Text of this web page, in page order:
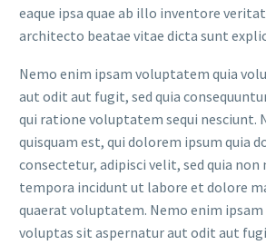
eaque ipsa quae ab illo inventore
architecto beatae vitae dicta sunt
Nemo enim ipsam voluptatem quia
aut odit aut fugit, sed quia
qui ratione voluptatem sequi nesciunt.
quisquam est, qui dolorem ipsum quia
consectetur, adipisci velit, sed quia non
tempora incidunt ut labore et dolore
quaerat voluptatem. Nemo enim
voluptas sit aspernatur aut odit aut